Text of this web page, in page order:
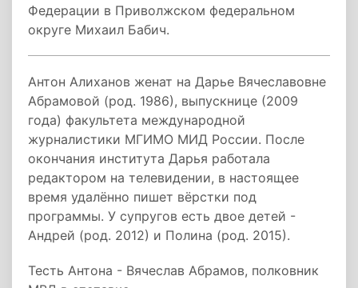
Федерации в Приволжском федеральном
округе Михаил Бабич.
Антон Алиханов женат на Дарье Вячеславовне
Абрамовой (род. 1986), выпускнице (2009
года) факультета международной
журналистики МГИМО МИД России. После
окончания института Дарья работала
редактором на телевидении, в настоящее
время удалённо пишет вёрстки под
программы. У супругов есть двое детей -
Андрей (род. 2012) и Полина (род. 2015).
Тесть Антона - Вячеслав Абрамов, полковник